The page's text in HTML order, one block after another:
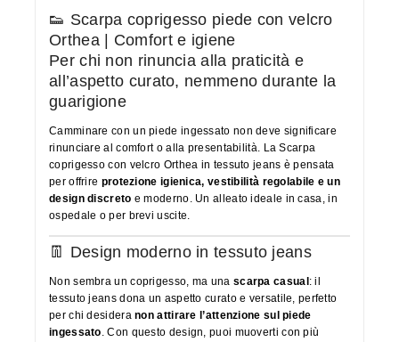
👟 Scarpa coprigesso piede con velcro
Orthea | Comfort e igiene
Per chi non rinuncia alla praticità e
all’aspetto curato, nemmeno durante la
guarigione
Camminare con un piede ingessato non deve significare
rinunciare al comfort o alla presentabilità. La Scarpa
coprigesso con velcro Orthea in tessuto jeans è pensata
per offrire protezione igienica, vestibilità regolabile e un
design discreto e moderno. Un alleato ideale in casa, in
ospedale o per brevi uscite.
👖 Design moderno in tessuto jeans
Non sembra un coprigesso, ma una scarpa casual: il
tessuto jeans dona un aspetto curato e versatile, perfetto
per chi desideranon attirare l’attenzione sul piede
ingessato . Con questo design, puoi muoverti con più